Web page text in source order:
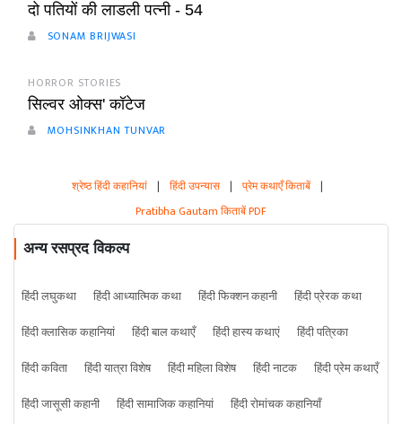
दो पतियों की लाडली पत्नी - 54
SONAM BRIJWASI
HORROR STORIES
सिल्वर ओक्स' कॉटेज
MOHSINKHAN TUNVAR
श्रेष्ठ हिंदी कहानियां | हिंदी उपन्यास | प्रेम कथाएँ किताबें |
Pratibha Gautam किताबें PDF
अन्य रसप्रद विकल्प
हिंदी लघुकथा हिंदी आध्यात्मिक कथा हिंदी फिक्शन कहानी
हिंदी प्रेरक कथा
हिंदी क्लासिक कहानियां
हिंदी बाल कथाएँ हिंदी हास्य कथाएं
हिंदी पत्रिका
हिंदी कविता
हिंदी यात्रा विशेष हिंदी महिला विशेष हिंदी नाटक
हिंदी प्रेम कथाएँ
हिंदी जासूसी कहानी
हिंदी सामाजिक कहानियां
हिंदी रोमांचक कहानियाँ